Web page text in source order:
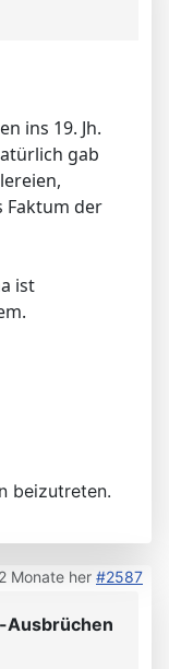
ins 19. Jh.
gab
Faktum der
ist
beizutreten.
Monate her #2587
Ausbrüchen